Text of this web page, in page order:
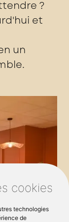
cookies
technologies
de
?
et
un